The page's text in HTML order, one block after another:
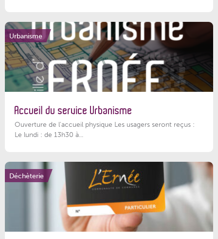
Urbanisme
Accueil du service Urbanisme
Ouverture de l'accueil physique Les usagers seront reçus :
Le lundi : de 13h30 à...
Déchèterie